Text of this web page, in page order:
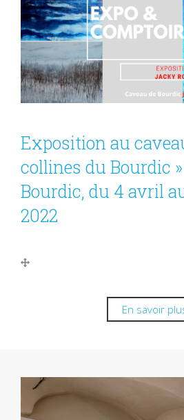
Exposition au
collines du Bourdic
Bourdic, du 4 avril
2022
En savoir